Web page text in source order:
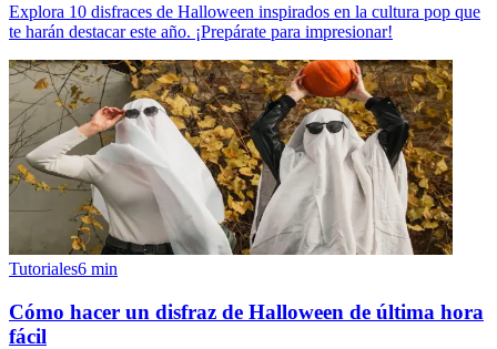
Explora 10 disfraces de Halloween inspirados en la cultura pop que
te harán destacar este año. ¡Prepárate para impresionar!
Tutoriales6 min
Cómo hacer un disfraz de Halloween de última hora
fácil